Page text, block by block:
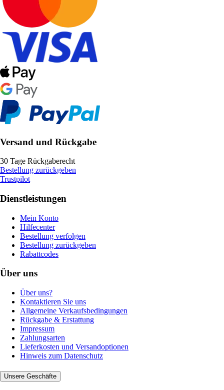
Versand und Rückgabe
30 Tage Rückgaberecht
Bestellung zurückgeben
Trustpilot
Dienstleistungen
Mein Konto
Hilfecenter
Bestellung verfolgen
Bestellung zurückgeben
Rabattcodes
Über uns
Über uns?
Kontaktieren Sie uns
Allgemeine Verkaufsbedingungen
Rückgabe & Erstattung
Impressum
Zahlungsarten
Lieferkosten und Versandoptionen
Hinweis zum Datenschutz
Unsere Geschäfte